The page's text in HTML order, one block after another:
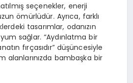
seçenekler, enerji
ömürlüdür. Ayrıca, farklı
tasarımlar, odanızın
sağlar. “Aydınlatma bir
fırçasıdır” düşüncesiyle
alanlarınızda bambaşka bir